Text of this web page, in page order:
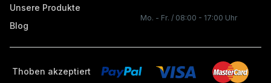
Unsere Produkte
Blog
Mo. - Fr. / 08:00 - 17:00 Uhr
Thoben akzeptiert